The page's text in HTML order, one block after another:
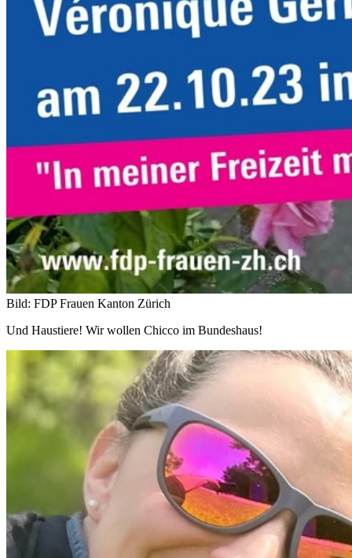
Bild: FDP Frauen Kanton Zürich
Und Haustiere! Wir wollen Chicco im Bundeshaus!